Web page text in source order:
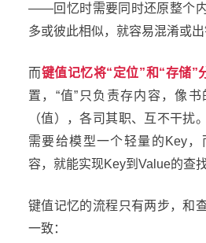
——回忆时需要同时还原整个
多或彼此相似，就容易混淆或出
而键值记忆将“定位”和“存储”
置，“值”只负责存内容，像
（值），各司其职、互不干扰
需要给模型一个轻量的Key
容，就能实现Key到Value的查找
键值记忆的流程只有两步，和
一致：